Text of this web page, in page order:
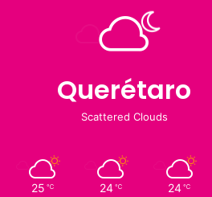
Querétaro
Scattered Clouds
25 ℃ 24 ℃ 24 ℃